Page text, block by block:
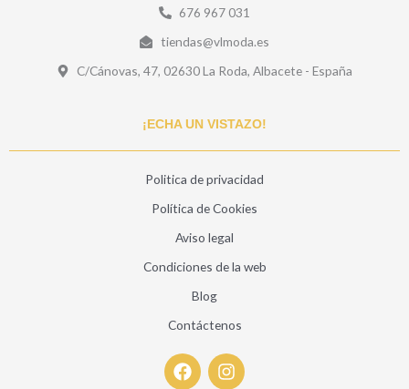
676 967 031
tiendas@vlmoda.es
C/Cánovas, 47, 02630 La Roda, Albacete - España
¡ECHA UN VISTAZO!
Politica de privacidad
Política de Cookies
Aviso legal
Condiciones de la web
Blog
Contáctenos
F
a
I
n